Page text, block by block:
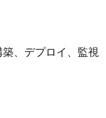
、デプロイ、監視